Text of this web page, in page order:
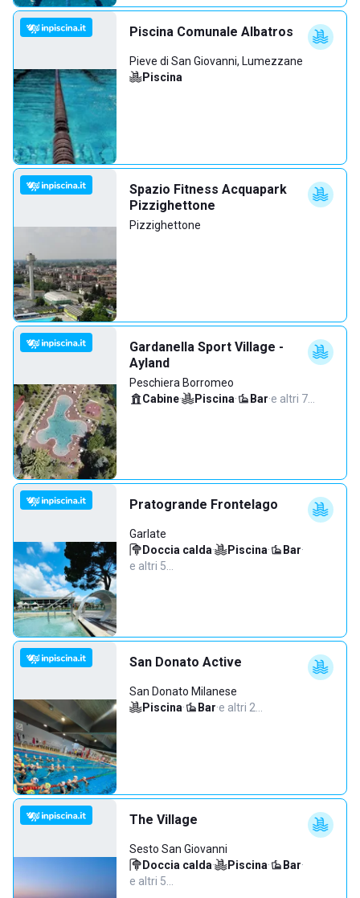
Piscina Comunale Albatros
Pieve di San Giovanni, Lumezzane
Piscina
Spazio Fitness Acquapark
Pizzighettone
Pizzighettone
Gardanella Sport Village -
Ayland
Peschiera Borromeo
Cabine· Piscina· Bar·e altri 7…
Pratogrande Frontelago
Garlate
Doccia calda· Piscina· Bar·
e altri 5…
San Donato Active
San Donato Milanese
Piscina· Bar·e altri 2…
The Village
Sesto San Giovanni
Doccia calda· Piscina· Bar·
e altri 5…